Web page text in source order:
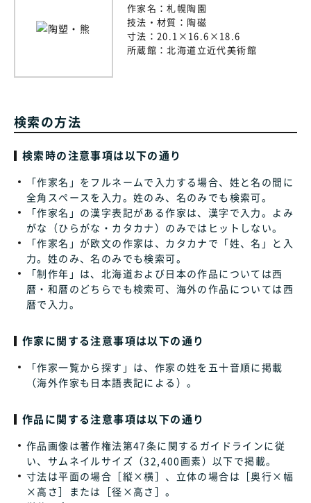
作家名：札幌陶園
技法・材質： 陶磁
寸法： 20.1×16.6×18.6
所蔵館： 北海道立近代美術館
検索の方法
検索時の注意事項は以下の通り
「作家名」をフルネームで入力する場合、姓と名の間に
全角スペースを入力。姓のみ、名のみでも検索可。
「作家名」の漢字表記がある作家は、漢字で入力。よみ
がな（ひらがな・カタカナ）のみではヒットしない。
「作家名」が欧文の作家は、カタカナで「姓、名」と入
力。姓のみ、名のみでも検索可。
「制作年」は、北海道および日本の作品については西
暦・和暦のどちらでも検索可、海外の作品については西
暦で入力。
作家に関する注意事項は以下の通り
「作家一覧から探す」は、作家の姓を五十音順に掲載
（海外作家も日本語表記による）。
作品に関する注意事項は以下の通り
作品画像は著作権法第47条に関するガイドラインに従
い、サムネイルサイズ（32,400画素）以下で掲載。
寸法は平面の場合［縦×横］、立体の場合は［奥行×幅
×高さ］または［径×高さ］。